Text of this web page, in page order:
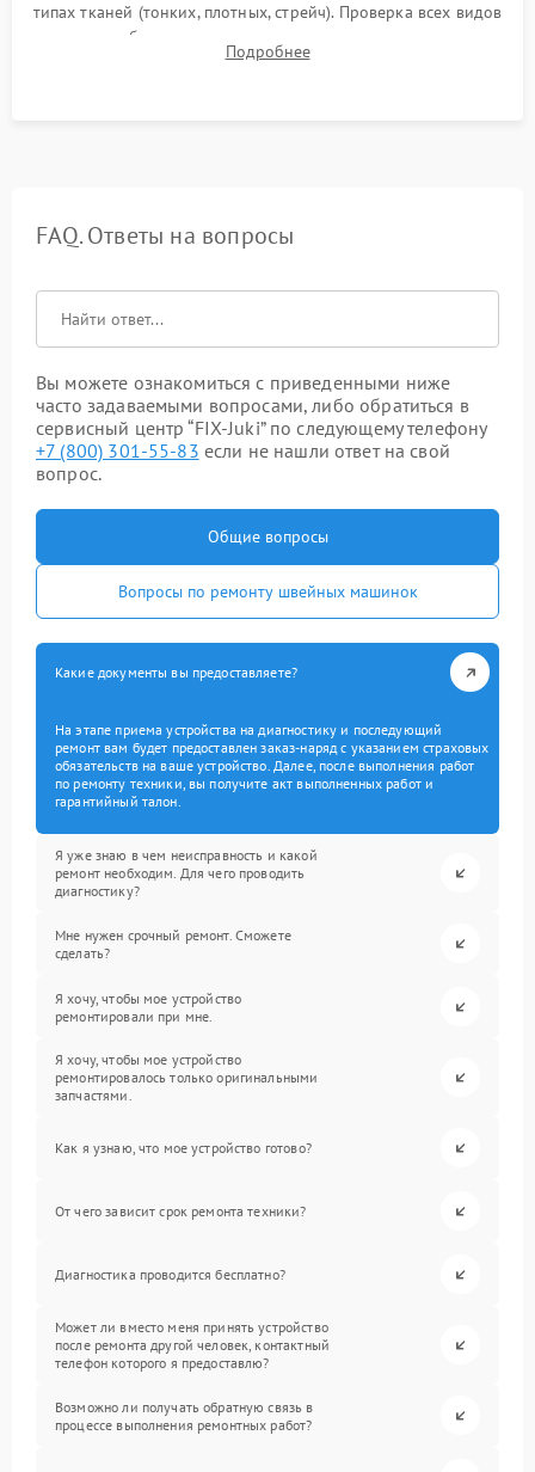
типах тканей (тонких, плотных, стрейч). Проверка всех видов
строчек, работы реверса, выметывания петли и намотчика
шпульки. Контроль плавности хода и отсутствия
Подробнее
FAQ. Ответы на вопросы
Вы можете ознакомиться с приведенными ниже
часто задаваемыми вопросами, либо обратиться в
сервисный центр “FIX-Juki” по следующему телефону
+7 (800) 301-55-83 если не нашли ответ на свой
вопрос.
Общие вопросы
Вопросы по ремонту швейных машинок
Какие документы вы предоставляете?
На этапе приема устройства на диагностику и последующий
ремонт вам будет предоставлен заказ-наряд с указанием страховых
обязательств на ваше устройство. Далее, после выполнения работ
по ремонту техники, вы получите акт выполненных работ и
гарантийный талон.
Я уже знаю в чем неисправность и какой
ремонт необходим. Для чего проводить
диагностику?
Мне нужен срочный ремонт. Сможете
сделать?
Я хочу, чтобы мое устройство
ремонтировали при мне.
Я хочу, чтобы мое устройство
ремонтировалось только оригинальными
запчастями.
Как я узнаю, что мое устройство готово?
От чего зависит срок ремонта техники?
Диагностика проводится бесплатно?
Может ли вместо меня принять устройство
после ремонта другой человек, контактный
телефон которого я предоставлю?
Возможно ли получать обратную связь в
процессе выполнения ремонтных работ?